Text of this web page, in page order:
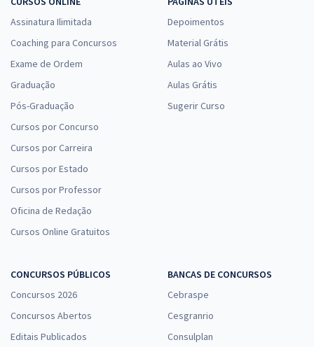
Assinatura Ilimitada
Coaching para Concursos
Exame de Ordem
Graduação
Pós-Graduação
Cursos por Concurso
Cursos por Carreira
Cursos por Estado
Cursos por Professor
Oficina de Redação
Cursos Online Gratuitos
Depoimentos
Material Grátis
Aulas ao Vivo
Aulas Grátis
Sugerir Curso
CONCURSOS PÚBLICOS
Concursos 2026
Concursos Abertos
Editais Publicados
BANCAS DE CONCURSOS
Cebraspe
Cesgranrio
Consulplan